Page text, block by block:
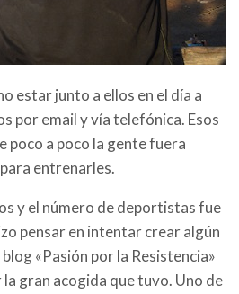
estar junto a ellos en el día a
por email y vía telefónica. Esos
poco a poco la gente fuera
entrenarles.
y el número de deportistas fue
pensar en intentar crear algún
«Pasión por la Resistencia»
gran acogida que tuvo. Uno de